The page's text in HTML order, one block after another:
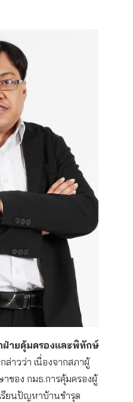
ายคุ้มครองและพิทักษ์
กล่าวว่า เนื่องจากสภาผู้
ของ กมธ.การคุ้มครองผู้
รียนปัญหาบ้านชำรุด